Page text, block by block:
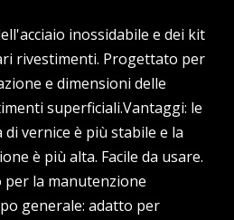
inossidabile e dei kit
rivestimenti. Progettato per
e dimensioni delle
superficiali.Vantaggi: le
vernice è più stabile e la
è più alta. Facile da usare.
per la manutenzione
generale: adatto per